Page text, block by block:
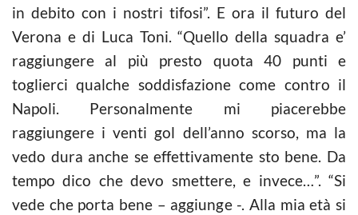
in debito con i nostri tifosi”. E ora il futuro del
Verona e di Luca Toni. “Quello della squadra e’
raggiungere al più presto quota 40 punti e
toglierci qualche soddisfazione come contro il
Napoli. Personalmente mi piacerebbe
raggiungere i venti gol dell’anno scorso, ma la
vedo dura anche se effettivamente sto bene. Da
tempo dico che devo smettere, e invece…”. “Si
vede che porta bene – aggiunge -. Alla mia età si